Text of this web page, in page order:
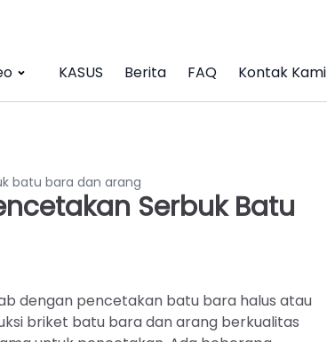
KASUS Berita FAQ Kontak Kami
batu bara dan arang
Serbuk Batu
dengan pencetakan batu bara halus atau
briket batu bara dan arang berkualitas